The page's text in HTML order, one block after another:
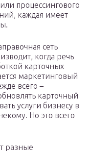
процессингового
каждая имеет
сеть
когда речь
карточных
маркетинговый
всего –
карточный
услуги бизнесу в
Но это всего
разные